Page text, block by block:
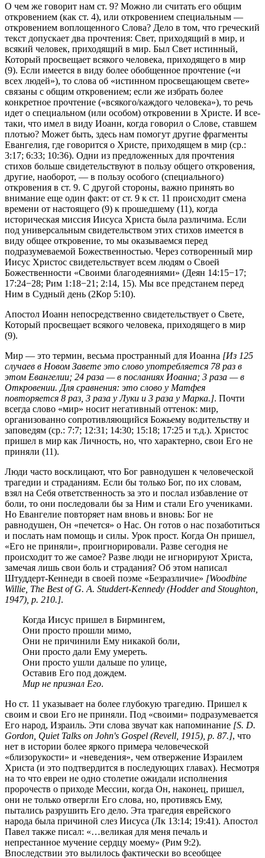
О чем же говорит нам ст. 9? Можно ли считать его общим
откровением (как ст. 4), или откровением специальным —
откровением воплощенного Слова? Дело в том, что греческий
текст допускает два прочтения: Свет, приходящий в мир, и
всякий человек, приходящий в мир. Был Свет истинный,
Который просвещает всякого человека, приходящего в мир
(9). Если имеется в виду более обобщенное прочтение («и
всех людей»), то слова об «истинном просвещающем свете»
связаны с общим откровением; если же избрать более
конкретное прочтение («всякого/каждого человека»), то речь
идет о специальном (или особом) откровении в Христе. И все-
таки, что имел в виду Иоанн, когда говорил о Слове, ставшем
плотью? Может быть, здесь нам помогут другие фрагменты
Евангелия, где говорится о Христе, приходящем в мир (ср.:
3:17; 6:33; 10:36). Одни из предложенных для прочтения
стихов больше свидетельствуют в пользу общего откровения,
другие, наоборот, — в пользу особого (специального)
откровения в ст. 9. С другой стороны, важно принять во
внимание еще один факт: от ст. 9 к ст. 11 происходит смена
времени от настоящего (9) к прошедшему (11), когда
историческая миссия Иисуса Христа была различима. Если
под универсальным свидетельством этих стихов имеется в
виду общее откровение, то мы оказываемся перед
подразумеваемой Божественностью. Через сотворенный мир
Иисус Христос свидетельствует всем людям о Своей
Божественности «Своими благодеяниями» (Деян 14:15−17;
17:24−28; Рим 1:18−21 ; 2:14, 15). Мы все предстанем перед
Ним в Судный день (2Кор 5:10).
Апостол Иоанн непосредственно свидетельствует о Свете,
Который просвещает всякого человека, приходящего в мир
(9).
Мир — это термин, весьма пространный для Иоанна [Из 125
случаев в Новом Завете это слово употребляется 78 раз в
этом Евангелии; 24 раза — в посланиях Иоанна; 3 раза — в
Откровении. Для сравнения: это слово у Матфея
повторяется 8 раз, 3 раза у Луки и 3 раза у Марка.]. Почти
всегда слово «мир» носит негативный оттенок: мир,
организованно сопротивляющийся Божьему водительству и
заповедям (ср.: 7:7; 12:31; 14:30; 15:18; 17:25 и т.д.). Христос
пришел в мир как Личность, но, что характерно, свои Его не
приняли (11).
Люди часто восклицают, что Бог равнодушен к человеческой
трагедии и страданиям. Если бы только Бог, по их словам,
взял на Себя ответственность за это и послал избавление от
боли, то они последовали бы за Ним и стали Его учениками.
Но Евангелие повторяет нам вновь и вновь: Бог не
равнодушен, Он «печется» о Нас. Он готов о нас позаботиться
и послать нам помощь и силы. Урок прост. Когда Он пришел,
«Его не приняли», проигнорировали. Разве сегодня не
происходит то же самое? Разве люди не игнорируют Христа,
замечая лишь свои боль и страдания? Об этом написал
Штуддерт-Кеннеди в своей поэме «Безразличие» [Woodbine
Willie, The Best of G. A. Studdert-Kennedy (Hodder and Stoughton,
1947), p. 210.].
Когда Иисус пришел в Бирмингем,
Они просто прошли мимо,
Они не причинили Ему никакой боли,
Они просто дали Ему умереть.
Они просто ушли дальше по улице,
Оставив Его под дождем.
Мир не признал Его.
Но ст. 11 указывает на более глубокую трагедию. Пришел к
своим и свои Его не приняли. Под «своими» подразумевается
Его народ, Израиль. Эти слова звучат как напоминание [S. D.
Gordon, Quiet Talks on John's Gospel (Revell, 1915), p. 87.], что
нет в истории более яркого примера человеческой
«близорукости» и «неведения», чем отвержение Израилем
Христа (и это подтвердится в последующих главах). Несмотря
на то что евреи не одно столетие ожидали исполнения
пророчеств о приходе Мессии, когда Он, наконец, пришел,
они не только отвергли Его слова, но, противясь Ему,
пытались разрушить Его дело. Эта трагедия еврейского
народа была причиной слез Иисуса (Лк 13:14; 19:41). Апостол
Павел также писал: «…великая для меня печаль и
непрестанное мучение сердцу моему» (Рим 9:2).
Впоследствии это вылилось фактически во всеобщее